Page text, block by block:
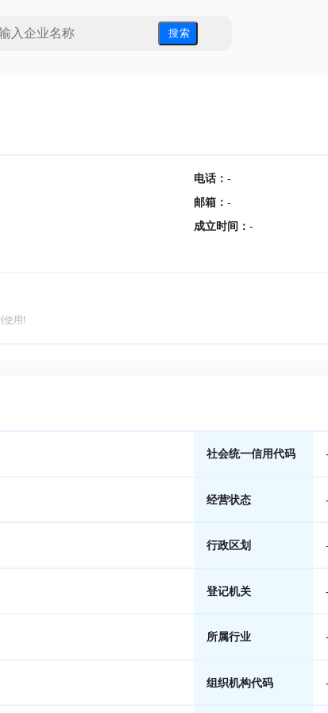
搜 索
电话： -
邮箱 ： -
成立时间 ： -
使用!
社会统一信用代码 -
经营状态 -
行政区划 -
登记机关 -
所属行业 -
组织机构代码 -